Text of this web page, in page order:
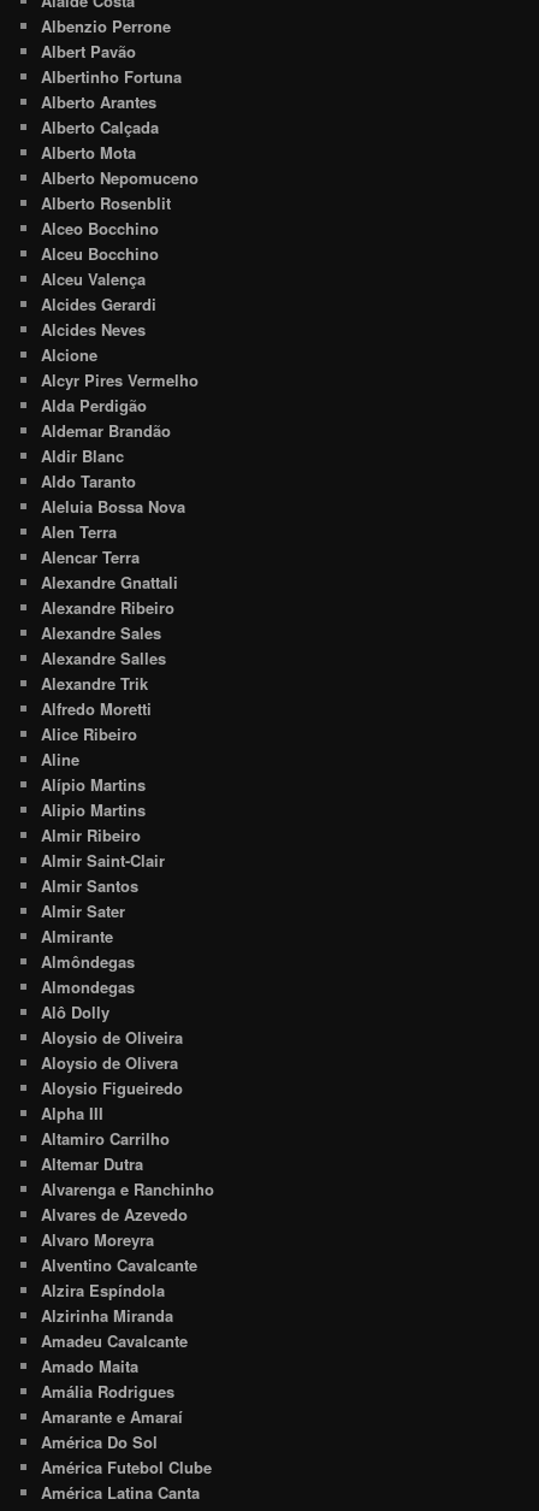
Albenzio Perrone
Albert Pavão
Albertinho Fortuna
Alberto Arantes
Alberto Calçada
Alberto Mota
Alberto Nepomuceno
Alberto Rosenblit
Alceo Bocchino
Alceu Bocchino
Alceu Valença
Alcides Gerardi
Alcides Neves
Alcione
Alcyr Pires Vermelho
Alda Perdigão
Aldemar Brandão
Aldir Blanc
Aldo Taranto
Aleluia Bossa Nova
Alen Terra
Alencar Terra
Alexandre Gnattali
Alexandre Ribeiro
Alexandre Sales
Alexandre Salles
Alexandre Trik
Alfredo Moretti
Alice Ribeiro
Aline
Alípio Martins
Alipio Martins
Almir Ribeiro
Almir Saint-Clair
Almir Santos
Almir Sater
Almirante
Almôndegas
Almondegas
Alô Dolly
Aloysio de Oliveira
Aloysio de Olivera
Aloysio Figueiredo
Alpha III
Altamiro Carrilho
Altemar Dutra
Alvarenga e Ranchinho
Alvares de Azevedo
Alvaro Moreyra
Alventino Cavalcante
Alzira Espíndola
Alzirinha Miranda
Amadeu Cavalcante
Amado Maita
Amália Rodrigues
Amarante e Amaraí
América Do Sol
América Futebol Clube
América Latina Canta